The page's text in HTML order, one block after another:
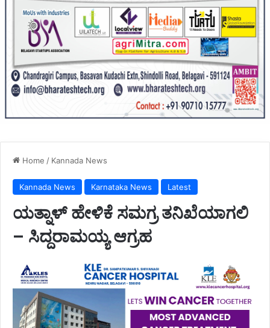
Home / Kannada News
Kannada News Karnataka News Latest
ಯತ್ನಾಳ್ ಹೇಳಿಕೆ ಸಮಗ್ರ ತನಿಖೆಯಾಗಲಿ
– ಸಿದ್ದರಾಮಯ್ಯ ಆಗ್ರಹ